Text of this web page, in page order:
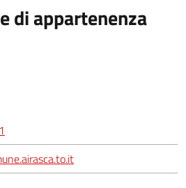
di appartenenza